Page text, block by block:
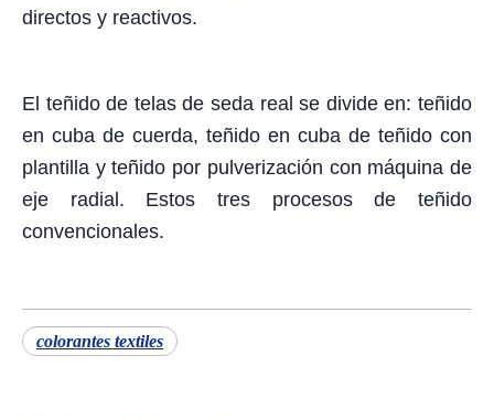
directos y reactivos.
El teñido de telas de seda real se divide en: teñido
en cuba de cuerda, teñido en cuba de teñido con
plantilla y teñido por pulverización con máquina de
eje radial. Estos tres procesos de teñido
convencionales.
colorantes textiles